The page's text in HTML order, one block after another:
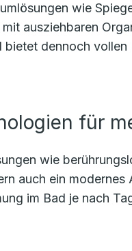
wie
ausziehbaren
dennoch vollen
für
wie
auch ein
im Bad je nach